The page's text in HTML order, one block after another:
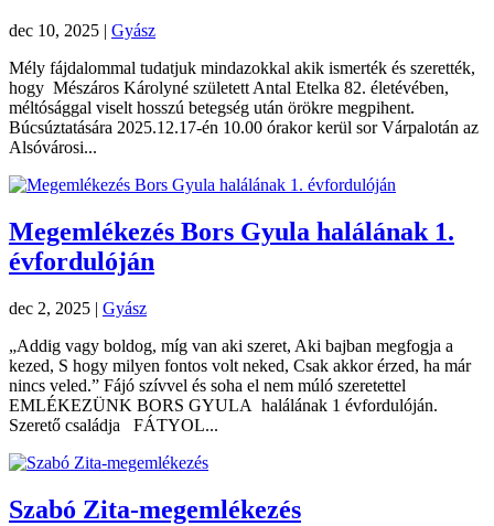
dec 10, 2025 | Gyász
Mély fájdalommal tudatjuk mindazokkal akik ismerték és szerették,
hogy Mészáros Károlyné született Antal Etelka 82. életévében,
méltósággal viselt hosszú betegség után örökre megpihent.
Búcsúztatására 2025.12.17-én 10.00 órakor kerül sor Várpalotán az
Alsóvárosi...
Megemlékezés Bors Gyula halálának 1.
évfordulóján
dec 2, 2025 | Gyász
„Addig vagy boldog, míg van aki szeret, Aki bajban megfogja a
kezed, S hogy milyen fontos volt neked, Csak akkor érzed, ha már
nincs veled.” Fájó szívvel és soha el nem múló szeretettel
EMLÉKEZÜNK BORS GYULA halálának 1 évfordulóján.
Szerető családja FÁTYOL...
Szabó Zita-megemlékezés